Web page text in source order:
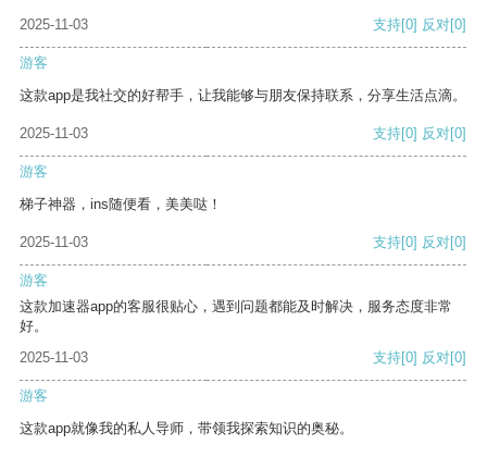
2025-11-03 支持[0] 反对[0]
游客
这款app是我社交的好帮手，让我能够与朋友保持联系，分享生活点滴。
2025-11-03 支持[0] 反对[0]
游客
梯子神器，ins随便看，美美哒！
2025-11-03 支持[0] 反对[0]
游客
这款加速器app的客服很贴心，遇到问题都能及时解决，服务态度非常
好。
2025-11-03
支持[0] 反对[0]
游客
这款app就像我的私人导师，带领我探索知识的奥秘。